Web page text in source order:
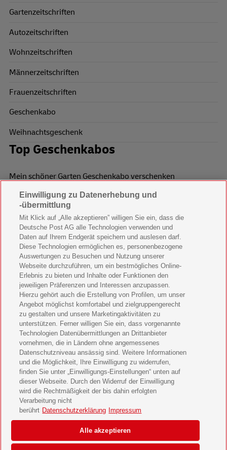
Gartenzeitschriften
Autozeitschriften
Wohnzeitschriften
Männerzeitschriften
Frauenzeitschriften
Geschenkabo
Weihnachtsgeschenk
Top Geschenkabos
Mein schöner Garten Geschenkabo verschenken
Wohnen & Garten Geschenkabo verschenken
Mein schönes Land Geschenkabo verschenken
Bild der Frau Geschenkabo verschenken
11 Freunde Geschenkabo verschenken
LEGO Ninjago Magazin Geschenkabo verschenken
Brigitte Geschenkabo verschenken
GEOlino Geschenkabo verschenken
Stern Crime Geschenkabo verschenken
Welt der Wunder Geschenkabo verschenken
GEO Geschenkabo verschenken
Datenschutz & Cookies
Einwilligungs-Einstellungen
Barrierefreiheit
Einwilligung zu Datenerhebung und
-übermittlung
Mit Klick auf „Alle akzeptieren” willigen Sie ein, dass die
Deutsche Post AG alle Technologien verwenden und
Daten auf Ihrem Endgerät speichern und auslesen darf.
Diese Technologien ermöglichen es, personenbezogene
Auswertungen zu Besuchen und Nutzung unserer
Webseite durchzuführen, um ein bestmögliches Online-
Erlebnis zu bieten und Inhalte oder Funktionen den
jeweiligen Präferenzen und Interessen anzupassen.
Hierzu gehört auch die Erstellung von Profilen, um unser
Angebot möglichst komfortabel und zielgruppengerecht
zu gestalten und unsere Marketingaktivitäten zu
unterstützen. Ferner willigen Sie ein, dass vorgenannte
Technologien Datenübermittlungen an Drittanbieter
vornehmen, die in Ländern ohne angemessenes
Datenschutzniveau ansässig sind. Weitere Informationen
und die Möglichkeit, Ihre Einwilligung zu widerrufen,
finden Sie unter „Einwilligungs-Einstellungen“ unten auf
dieser Webseite. Durch den Widerruf der Einwilligung
wird die Rechtmäßigkeit der bis dahin erfolgten
Verarbeitung nicht
berührt Datenschutzerklärung Impressum
Alle akzeptieren